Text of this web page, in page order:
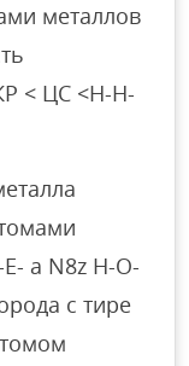
металлов
< ЦС <Н-Н-
Е- а N8z Н-О-
с тире